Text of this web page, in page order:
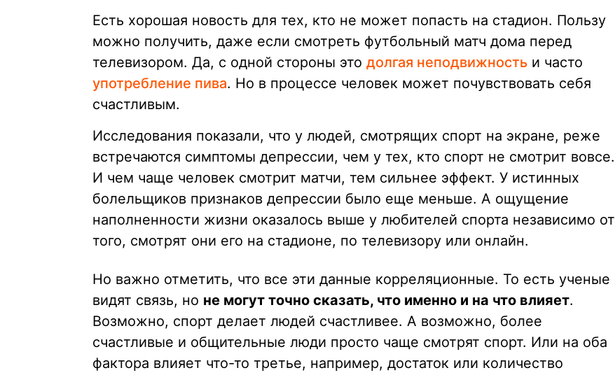
Есть хорошая новость для тех, кто не может попасть на стадион. Пользу
можно получить, даже если смотреть футбольный матч дома перед
телевизором. Да, с одной стороны это долгая неподвижность и часто
употребление пива. Но в процессе человек может почувствовать себя
счастливым.
Исследования показали, что у людей, смотрящих спорт на экране, реже
встречаются симптомы депрессии, чем у тех, кто спорт не смотрит вовсе.
И чем чаще человек смотрит матчи, тем сильнее эффект. У истинных
болельщиков признаков депрессии было еще меньше. А ощущение
наполненности жизни оказалось выше у любителей спорта независимо от
того, смотрят они его на стадионе, по телевизору или онлайн.
Но важно отметить, что все эти данные корреляционные. То есть ученые
видят связь, но не могут точно сказать, что именно и на что влияет.
Возможно, спорт делает людей счастливее. А возможно, более
счастливые и общительные люди просто чаще смотрят спорт. Или на оба
фактора влияет что-то третье, например, достаток или количество